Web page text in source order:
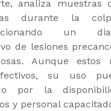
analiza muestras
durante la
un
de lesiones
Aunque estos
su uso
por la
y personal